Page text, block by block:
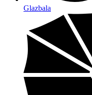
Glazbala